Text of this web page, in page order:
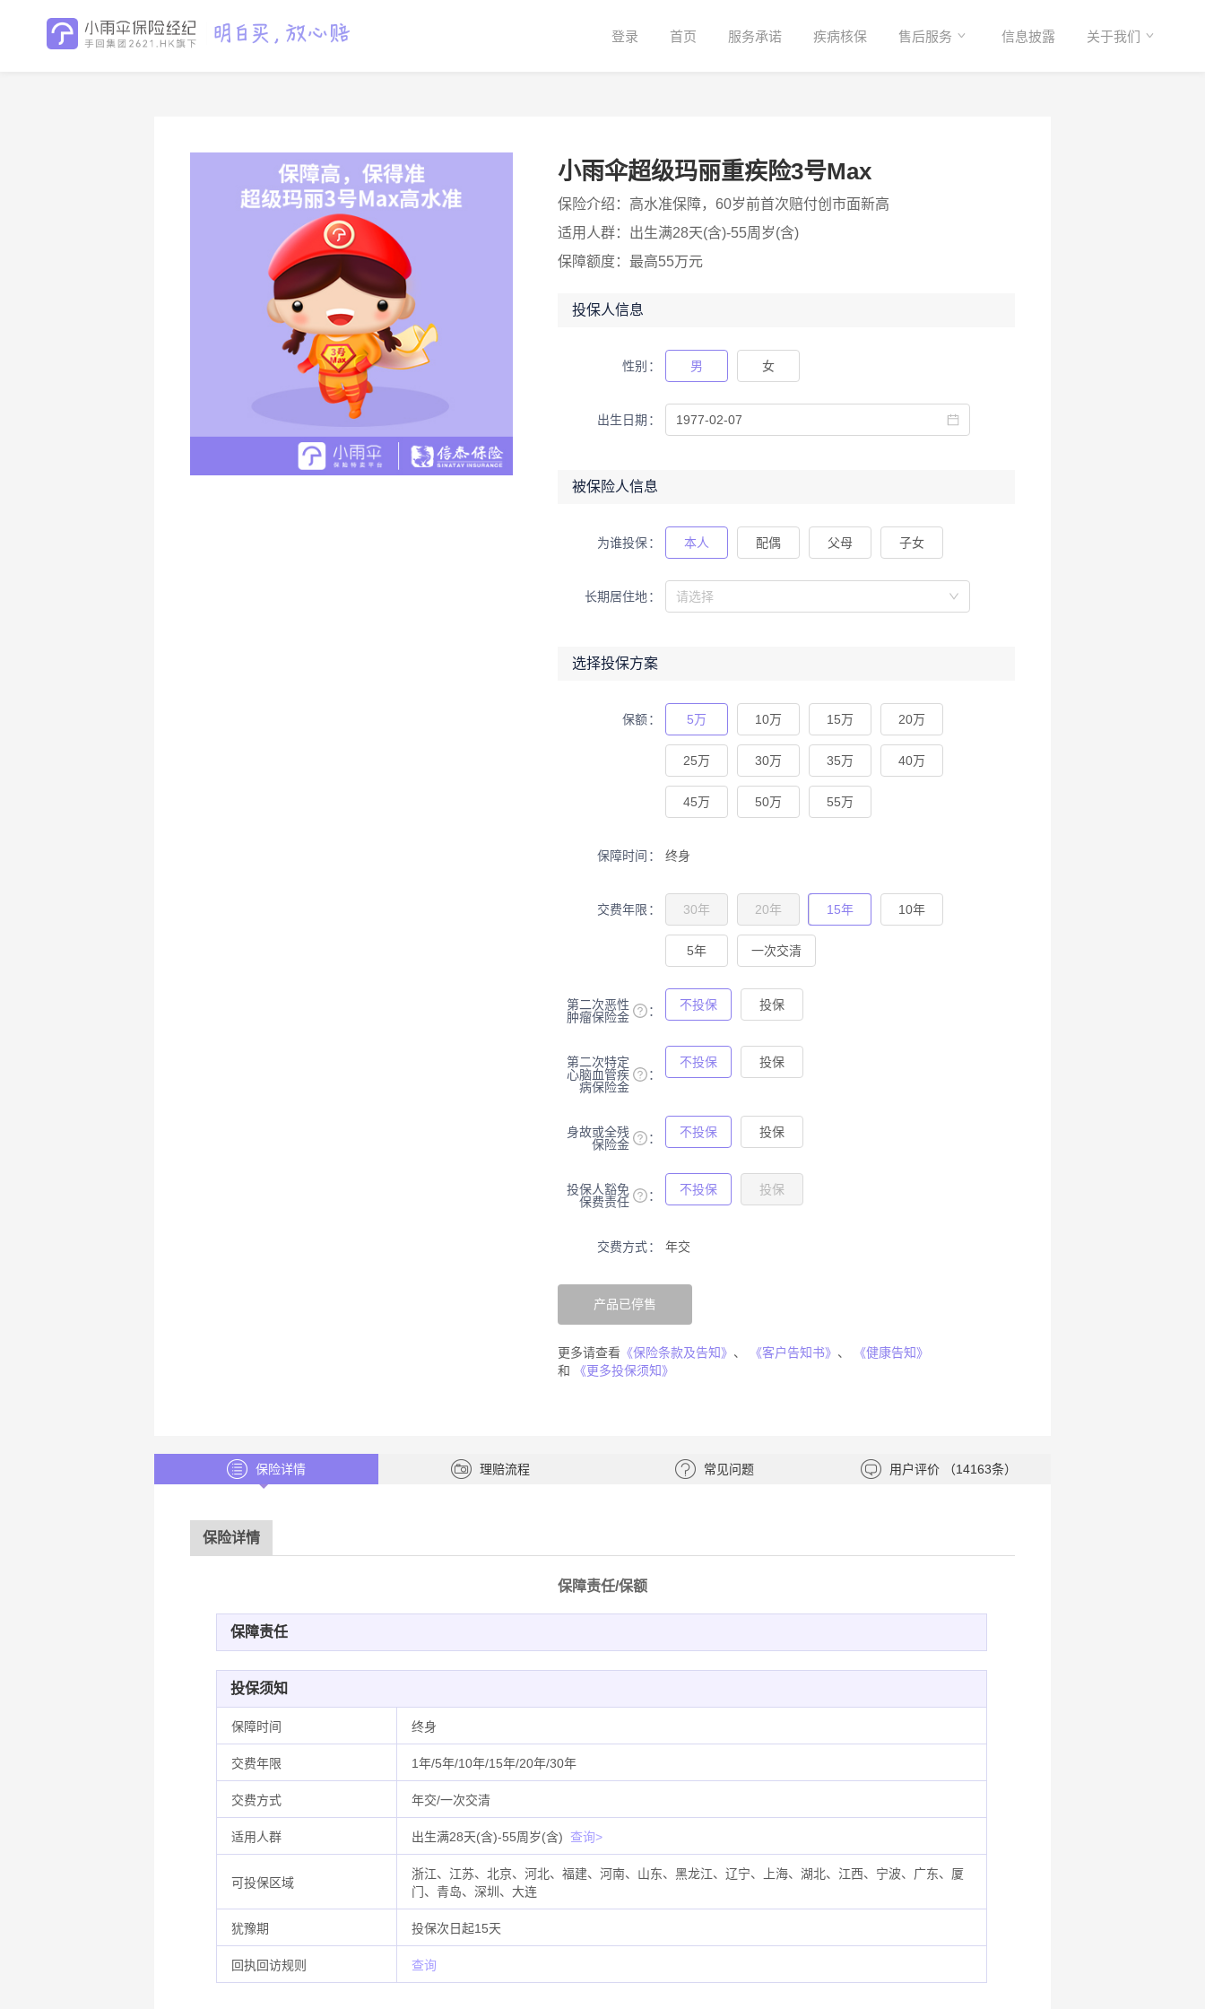
登录 首页 服务承诺 疾病核保 售后服务 信息披露 关于我们
小雨伞超级玛丽重疾险3号Max
保险介绍： 高水准保障，60岁前首次赔付创市面新高
适用人群： 出生满28天(含)-55周岁(含)
保障额度： 最高55万元
投保人信息
性别 男 女
出生日期
被保险人信息
为谁投保 本人 配偶 父母 子女
长期居住地
选择投保方案
保额 5万 10万 15万 20万
25万 30万 35万 40万
45万 50万 55万
保障时间 终身
交费年限 30年 20年 15年 10年
5年 一次交清
第二次恶性
肿瘤保险金
不投保 投保
第二次特定
心脑血管疾
病保险金
不投保 投保
身故或全残
保险金
不投保 投保
投保人豁免
保费责任
不投保 投保
交费方式 年交
产品已停售
更多请查看 《保险条款及告知》 、 《客户告知书》 、
《健康告知》
和
《更多投保须知》
保险详情 理赔流程 常见问题 用户评价 （14163条）
保险详情
保障责任/保额
保障责任
投保须知
保障时间 终身
交费年限 1年/5年/10年/15年/20年/30年
交费方式 年交/一次交清
适用人群 出生满28天(含)-55周岁(含) 查询>
可投保区域
浙江、江苏、北京、河北、福建、河南、山东、黑龙江、辽宁、上海、湖北、江西、宁波、广东、厦
门、青岛、深圳、大连
犹豫期 投保次日起15天
回执回访规则 查询